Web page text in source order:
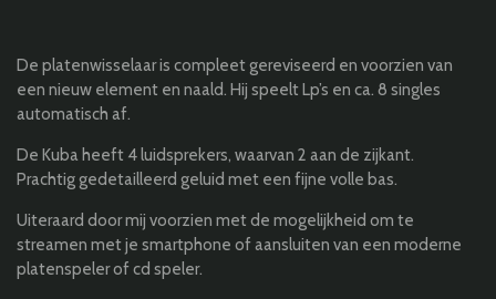
De platenwisselaar is compleet gereviseerd en voorzien van
een nieuw element en naald. Hij speelt Lp’s en ca. 8 singles
automatisch af.
De Kuba heeft 4 luidsprekers, waarvan 2 aan de zijkant.
Prachtig gedetailleerd geluid met een fijne volle bas.
Uiteraard door mij voorzien met de mogelijkheid om te
streamen met je smartphone of aansluiten van een moderne
platenspeler of cd speler.